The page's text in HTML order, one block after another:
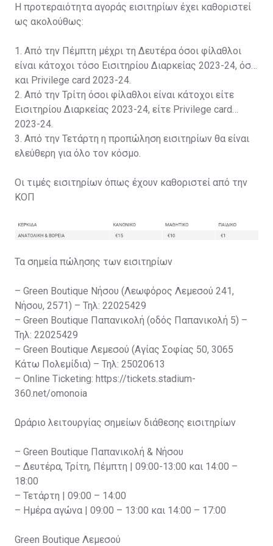
Η προτεραιότητα αγοράς εισιτηρίων έχει καθοριστεί
ως ακολούθως:
1. Από την Πέμπτη μέχρι τη Δευτέρα όσοι φίλαθλοι
είναι κάτοχοι τόσο Εισιτηρίου Διαρκείας 2023-24, όσο
και Privilege card 2023-24.
2. Από την Τρίτη όσοι φίλαθλοι είναι κάτοχοι είτε
Εισιτηρίου Διαρκείας 2023-24, είτε Privilege card
2023-24.
3. Από την Τετάρτη η προπώληση εισιτηρίων θα είναι
ελεύθερη για όλο τον κόσμο.
Οι τιμές εισιτηρίων όπως έχουν καθοριστεί από την
ΚΟΠ
Τα σημεία πώλησης των εισιτηρίων
– Green Boutique Νήσου (Λεωφόρος Λεμεσού 241,
Νήσου, 2571) – Τηλ: 22025429
– Green Boutique Παπανικολή (οδός Παπανικολή 5) –
Τηλ: 22025429
– Green Boutique Λεμεσού (Αγίας Σοφίας 50, 3065
Κάτω Πολεμίδια) – Τηλ: 25020613
– Online Ticketing: https://tickets.stadium-
360.net/omonoia
Ωράριο λειτουργίας σημείων διάθεσης εισιτηρίων
– Green Boutique Παπανικολή & Νήσου
– Δευτέρα, Τρίτη, Πέμπτη | 09:00-13:00 και 14:00 –
18:00
– Τετάρτη | 09:00 – 14:00
– Ημέρα αγώνα | 09:00 – 13:00 και 14:00 – 17:00
Green Boutique Λεμεσού